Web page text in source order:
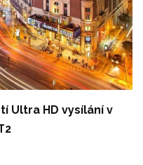
Ultra HD vysílání v